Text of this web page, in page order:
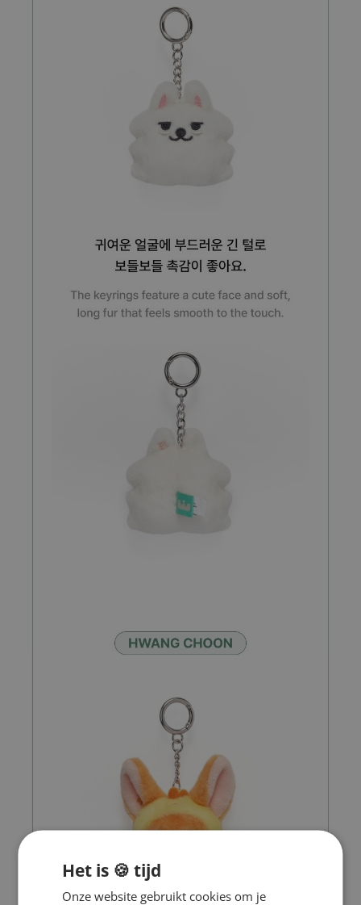
Het is 🍪 tijd
Onze website gebruikt cookies om je